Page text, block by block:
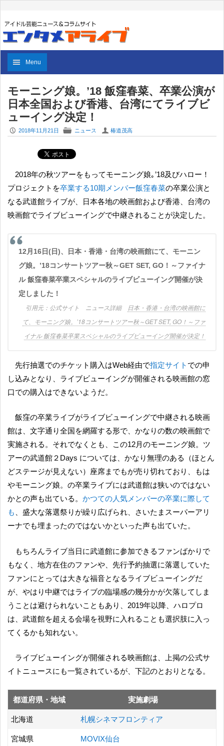
Menu
モーニング娘。’18 飯窪春菜、卒業公演が
日本全国および香港、台湾にてライブビ
ューイング決定！
P 2018年11月21日 F ニュース U 椿道茂高
2018年の秋ツアーをもってモーニング娘｡’18及びハロー！
プロジェクトを卒業する10期メンバー飯窪春菜の卒業公演と
なる武道館ライブが、日本各地の映画館および香港、台湾の
映画館でライブビューイングで中継されることが決定した。
12月16日(日)、日本・香港・台湾の映画館にて、モーニン
グ娘。’18コンサートツアー秋～GET SET, GO！～ファイナ
ル 飯窪春菜卒業スペシャルのライブビューイング開催が決
定しました！
公式サイト ニュース詳細
日本・香港・台湾の映画館に
て、モーニング娘。’18コンサートツアー秋～GET SET, GO！～ファ
イナル 飯窪春菜卒業スペシャルのライブビューイング開催が決定！
先行抽選でのチケット購入はWeb経由で指定サイト での申
し込みとなり、ライブビューイングが開催される映画館の窓
口での購入はできないようだ。
飯窪の卒業ライブがライブビューイングで中継される映画
館は、文字通り全国を網羅する形で、かなりの数の映画館で
実施される。それでなくとも、この12月のモーニング娘。ツ
アーの武道館２Days については、かなり無理のある（ほとん
どステージが見えない）座席までもが売り切れており、もは
やモーニング娘。の卒業ライブには武道館は狭いのではない
かとの声も出ている。 かつての人気メンバーの卒業に際して
も 、盛大な落選祭りが繰り広げられ、さいたまスーパーアリ
ーナでも埋まったのではないかといった声も出ていた。
もちろんライブ当日に武道館に参加できるファンばかりで
もなく、地方在住のファンや、先行予約抽選に落選していた
ファンにとっては大きな福音となるライブビューイングだ
が、やはり中継ではライブの臨場感の幾分かが欠落してしま
うことは避けられないこともあり、2019年以降、ハロプロ
は、武道館を超える会場を視野に入れることも選択肢に入っ
てくるかも知れない。
ライブビューイングが開催される映画館は、上掲の公式サ
イトニュースにも一覧されているが、下記のとおりとなる。
都道府県・地域 実施劇場
北海道 札幌シネマフロンティア
宮城県 MOVIX仙台